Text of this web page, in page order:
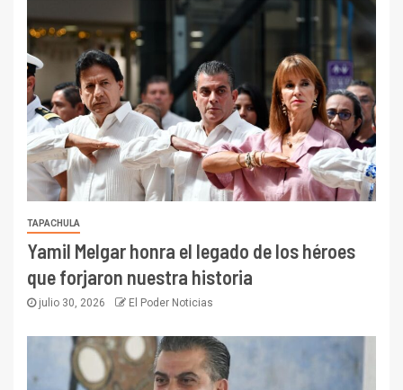
TAPACHULA
Yamil Melgar honra el legado de los héroes
que forjaron nuestra historia
julio 30, 2026 El Poder Noticias